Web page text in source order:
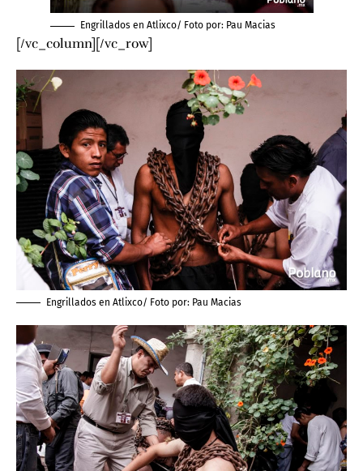
Engrillados en Atlixco/ Foto por: Pau Macias
[/vc_column][/vc_row]
Engrillados en Atlixco/ Foto por: Pau Macias